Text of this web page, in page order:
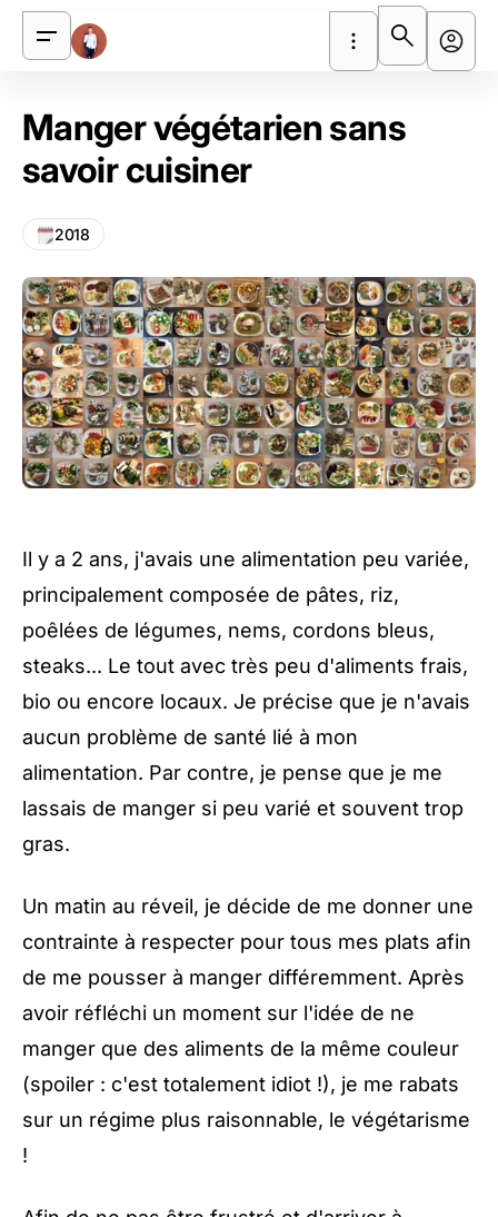
Manger végétarien sans
savoir cuisiner
2018
Il y a 2 ans, j'avais une alimentation peu variée,
principalement composée de pâtes, riz,
poêlées de légumes, nems, cordons bleus,
steaks... Le tout avec très peu d'aliments frais,
bio ou encore locaux. Je précise que je n'avais
aucun problème de santé lié à mon
alimentation. Par contre, je pense que je me
lassais de manger si peu varié et souvent trop
gras.
Un matin au réveil, je décide de me donner une
contrainte à respecter pour tous mes plats afin
de me pousser à manger différemment. Après
avoir réfléchi un moment sur l'idée de ne
manger que des aliments de la même couleur
(spoiler : c'est totalement idiot !), je me rabats
sur un régime plus raisonnable, le végétarisme
!